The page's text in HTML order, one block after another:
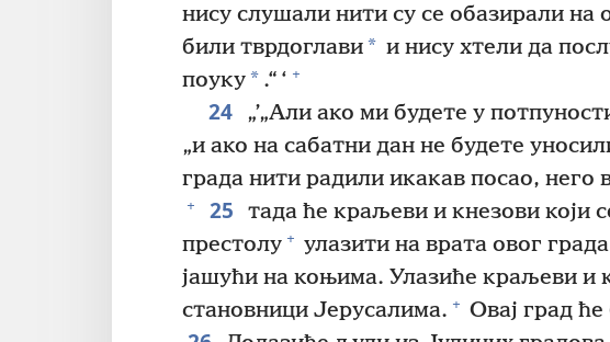
нису слушали нити су се обазирали на
били тврдоглави* и нису хтели да
поуку* .“ ‘ +
24
„’„Али ако ми будете у
„и ако на сабатни дан не будете
града нити радили икакав посао, него
+ 25
тада ће краљеви и кнезови који
престолу + улазити на врата овог
јашући на коњима. Улазиће краљеви и
становници Јерусалима. + Овај град